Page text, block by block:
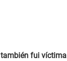
también fui